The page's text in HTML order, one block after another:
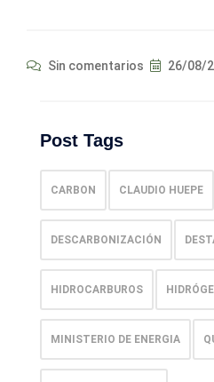
Sin comentarios 26/08/
Post Tags
CARBON CLAUDIO HUEPE
DESCARBONIZACIÓN
HIDROCARBUROS
MINISTERIO DE ENERGIA